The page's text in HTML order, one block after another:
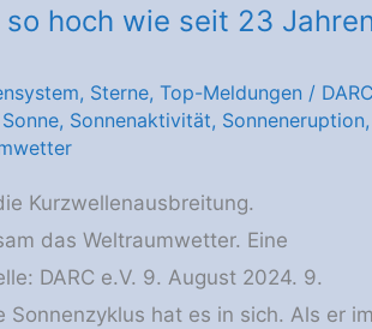
so hoch wie seit 23
, Sterne, Top-Meldungen / DARC
Sonne, Sonnenaktivität, Sonneneruption,
Kurzwellenausbreitung.
das Weltraumwetter. Eine
DARC e.V. 9. August 2024. 9.
hat es in sich. Als er im